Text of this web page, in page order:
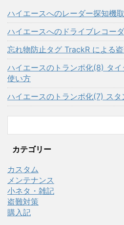
ハイエースへのレーダー探知機
ハイエースへのドライブレコー
忘れ物防止タグ TrackR による
ハイエースのトランポ化(8) タ
使い方
ハイエースのトランポ化(7) ス
カテゴリー
カスタム
メンテナンス
小ネタ・雑記
盗難対策
購入記